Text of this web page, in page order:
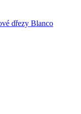
dřezy Blanco